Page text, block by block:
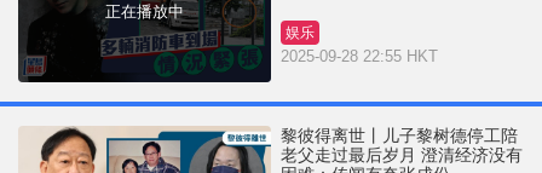
正在播放中
娱乐
2025-09-28 22:55 HKT
黎彼得离世丨儿子黎树德停工陪
老父走过最后岁月 澄清经济没有